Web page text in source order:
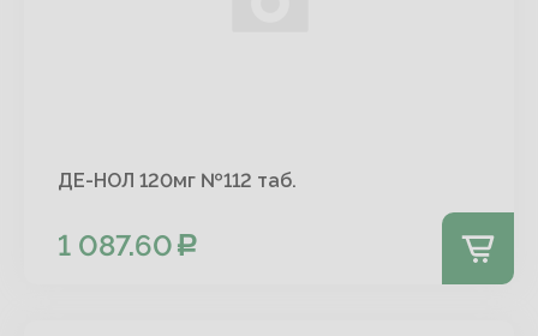
ДЕ-НОЛ 120мг №112 таб.
1 087.60